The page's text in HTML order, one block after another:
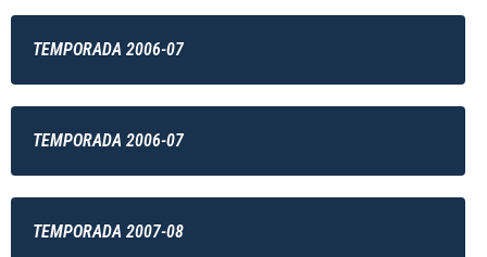
TEMPORADA 2006-07
TEMPORADA 2006-07
TEMPORADA 2007-08